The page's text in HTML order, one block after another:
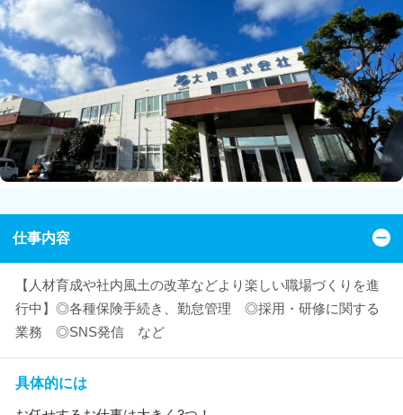
仕事内容
【人材育成や社内風土の改革などより楽しい職場づくりを進
行中】◎各種保険手続き、勤怠管理 ◎採用・研修に関する
業務 ◎SNS発信 など
具体的には